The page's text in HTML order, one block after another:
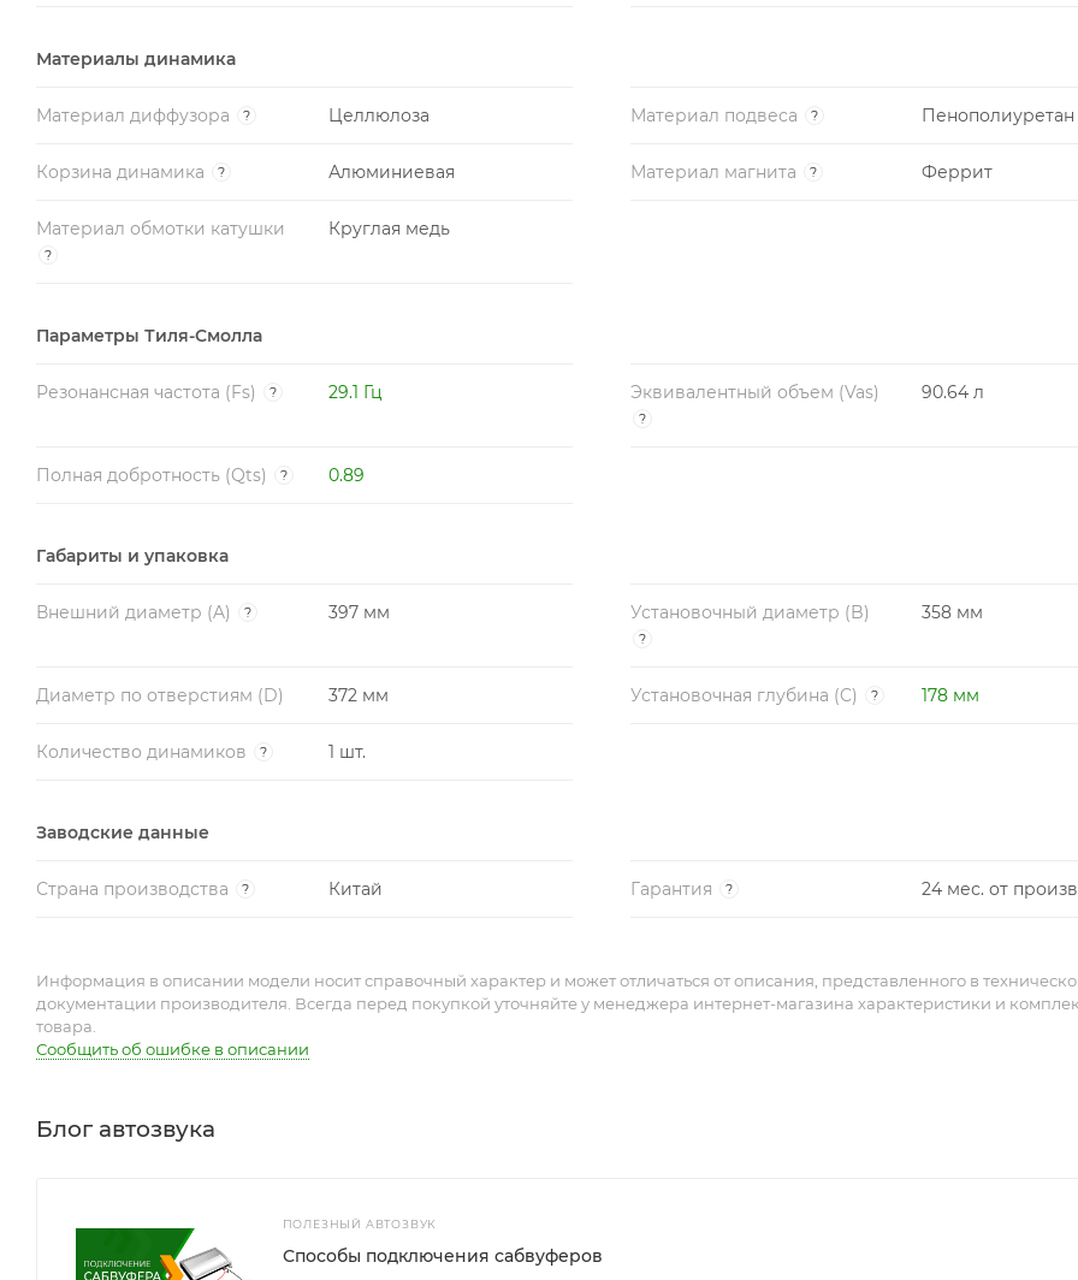
Материалы динамика
Материал диффузора ? Целлюлоза Материал подвеса ? Пенополиуретан
Корзина динамика ? Алюминиевая Материал магнита ? Феррит
Материал обмотки катушки
?
Круглая медь
Параметры Тиля-Смолла
Резонансная частота (Fs) ? 29.1 Гц Эквивалентный объем (Vas)
?
90.64 л
Полная добротность (Qts) ? 0.89
Габариты и упаковка
Внешний диаметр (A) ? 397 мм Установочный диаметр (B)
?
358 мм
Диаметр по отверстиям (D) 372 мм Установочная глубина (C) ? 178 мм
Количество динамиков ? 1 шт.
Заводские данные
Страна производства ? Китай Гарантия ? 24 мес. от
Информация в описании модели носит справочный характер и может отличаться от описания, представленного в
документации производителя. Всегда перед покупкой уточняйте у менеджера интернет-магазина характеристики и
товара.
Сообщить об ошибке в описании
Блог автозвука
ПОЛЕЗНЫЙ АВТОЗВУК
Способы подключения сабвуферов